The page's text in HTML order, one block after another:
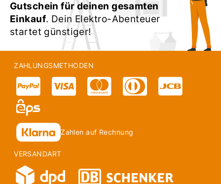
Gutschein für deinen gesamten
Einkauf. Dein Elektro-Abenteuer
startet günstiger!
ZAHLUNGSMETHODEN
Zahlen auf Rechnung
VERSANDART